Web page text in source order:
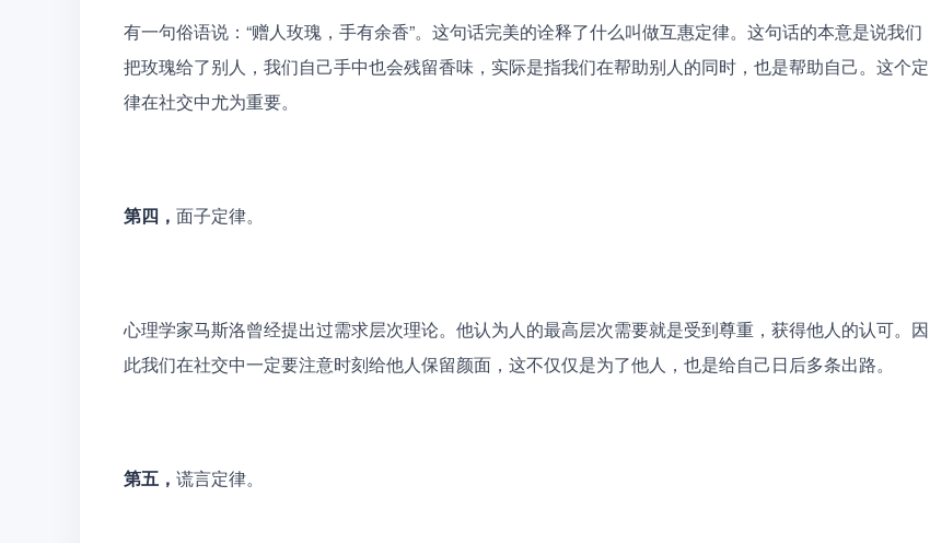
有一句俗语说：“赠人玫瑰，手有余香”。这句话完美的诠释了什么叫做互惠定律。这句话的本意是说我们
把玫瑰给了别人，我们自己手中也会残留香味，实际是指我们在帮助别人的同时，也是帮助自己。这个定
律在社交中尤为重要。
第四， 面子定律。
心理学家马斯洛曾经提出过需求层次理论。他认为人的最高层次需要就是受到尊重，获得他人的认可。因
此我们在社交中一定要注意时刻给他人保留颜面，这不仅仅是为了他人，也是给自己日后多条出路。
第五， 谎言定律。